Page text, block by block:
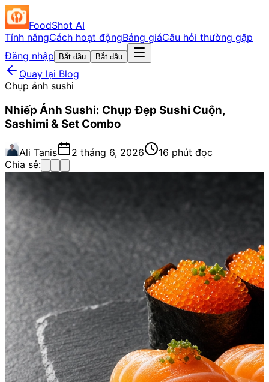
FoodShot AI
Tính năngCách hoạt độngBảng giáCâu hỏi thường gặp
Đăng nhập
Bắt đầu Bắt đầu
Quay lại Blog
Chụp ảnh sushi
Nhiếp Ảnh Sushi: Chụp Đẹp Sushi Cuộn,
Sashimi & Set Combo
Ali Tanis 2 tháng 6, 2026
16 phút đọc
Chia sẻ: